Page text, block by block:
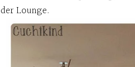
der Lounge.